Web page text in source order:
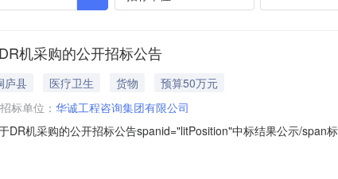
机采购的公开招标公告
庐县 医疗卫生 货物
预算50万元
招标单位： 华诚工程咨询集团有限公司
DR机采购的公开招标公告spanid="litPosition"中标结果公示/span
08月04日09:15（北京时间）前递交（上传）投标文件。;;;;;;;;;;一